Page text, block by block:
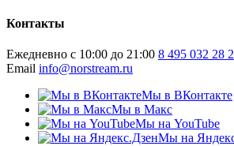
Контакты
Ежедневно с 10:00 до 21:00 8 495 032 28
Email info@norstream.ru
Мы в ВКонтакте
Мы в Макс
Мы на YouTube
Мы на